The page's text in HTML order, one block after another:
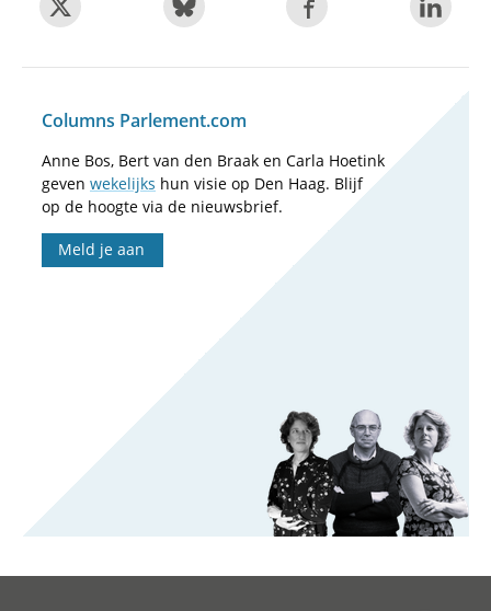
Columns Parlement.com
Anne Bos, Bert van den Braak en Carla Hoetink
geven wekelijks hun visie op Den Haag. Blijf
op de hoogte via de nieuwsbrief.
Meld je aan